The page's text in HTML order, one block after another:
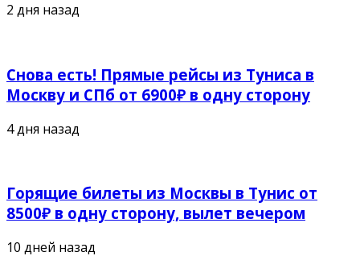
2 дня назад
Снова есть! Прямые рейсы из Туниса в
Москву и СПб от 6900₽ в одну сторону
4 дня назад
Горящие билеты из Москвы в Тунис от
8500₽ в одну сторону, вылет вечером
10 дней назад